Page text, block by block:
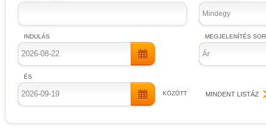
INDULÁS
ÉS
KÖZÖTT
Mindegy
MEGJELENÍTÉS
Ár
MINDENT LISTÁZ